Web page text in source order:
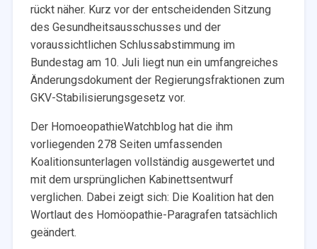
rückt näher. Kurz vor der entscheidenden Sitzung
des Gesundheitsausschusses und der
voraussichtlichen Schlussabstimmung im
Bundestag am 10. Juli liegt nun ein umfangreiches
Änderungsdokument der Regierungsfraktionen zum
GKV-Stabilisierungsgesetz vor.
Der HomoeopathieWatchblog hat die ihm
vorliegenden 278 Seiten umfassenden
Koalitionsunterlagen vollständig ausgewertet und
mit dem ursprünglichen Kabinettsentwurf
verglichen. Dabei zeigt sich: Die Koalition hat den
Wortlaut des Homöopathie-Paragrafen tatsächlich
geändert.